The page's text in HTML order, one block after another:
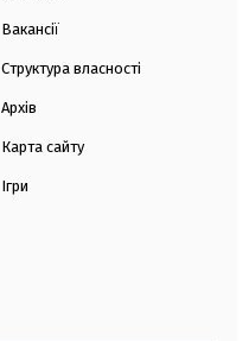
Вакансії
Структура власності
Архів
Карта сайту
Ігри